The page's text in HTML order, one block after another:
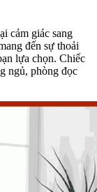
cảm giác sang
đến sự thoải
lựa chọn. Chiếc
ngủ, phòng đọc